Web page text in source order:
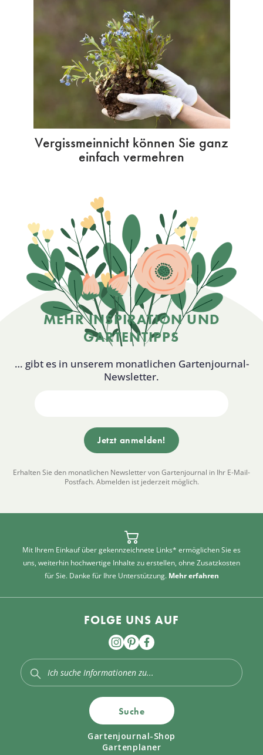
Vergissmeinnicht können Sie ganz
einfach vermehren
MEHR INSPIRATION UND
GARTENTIPPS
… gibt es in unserem monatlichen Gartenjournal-
Newsletter.
Erhalten Sie den monatlichen Newsletter von Gartenjournal in Ihr E-Mail-
Postfach. Abmelden ist jederzeit möglich.
Mit Ihrem Einkauf über gekennzeichnete Links* ermöglichen Sie es
uns, weiterhin hochwertige Inhalte zu erstellen, ohne Zusatzkosten
für Sie. Danke für Ihre Unterstützung. Mehr erfahren
FOLGE UNS AUF
Suche
Gartenjournal-Shop
Gartenplaner